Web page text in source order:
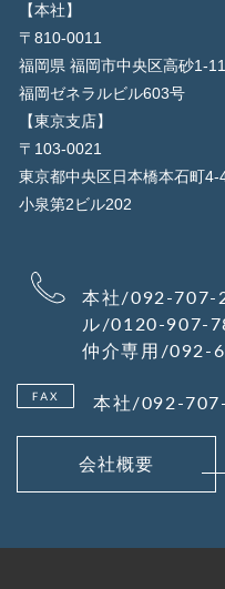
【本
〒810-
福岡県 福岡市中央区高砂1-
福岡ゼネラルビル
【東京支店】
〒103-0021
東京都中央区日本橋本石町
小泉第2ビル202
本社/092-707-
ル/0120-907-
仲介専用/092-
本社/092-
会社概要